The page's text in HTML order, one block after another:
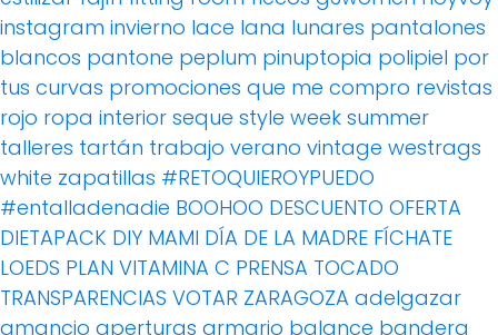
instagram invierno lace lana lunares pantalones
blancos pantone peplum pinuptopia polipiel por
tus curvas promociones que me compro revistas
rojo ropa interior seque style week summer
talleres tartán trabajo verano vintage westrags
white zapatillas #RETOQUIEROYPUEDO
#entalladenadie BOOHOO DESCUENTO OFERTA
DIETAPACK DIY MAMI DÍA DE LA MADRE FÍCHATE
LOEDS PLAN VITAMINA C PRENSA TOCADO
TRANSPARENCIAS VOTAR ZARAGOZA adelgazar
amancio aperturas armario balance bandera